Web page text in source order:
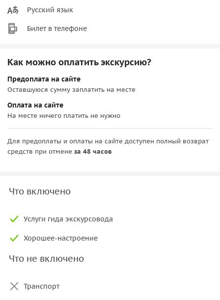
Русский язык
Билет в телефоне
Как можно оплатить экскурсию?
Предоплата на сайте
Оставшуюся сумму заплатить на месте
Оплата на сайте
На месте ничего платить не нужно
Для предоплаты и оплаты на сайте доступен полный возврат
средств при отмене за 48 часов
Что включено
Услуги гида экскурсовода
Хорошее-настроение
Что не включено
Транспорт